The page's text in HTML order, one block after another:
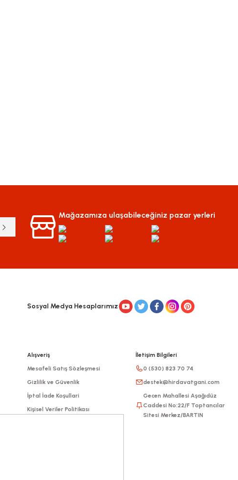
Mağazamıza ulaşabileceğiniz pazar yerleri
Sosyal Medya Hesaplarımız
Alışveriş
Mesafeli Satış Sözleşmesi
Gizlilik ve Güvenlik
İptal İade Koşullari
Kişisel Veriler Politikası
İletişim Bilgileri
0 (530) 823 70 74
destek@hirdavatgani.com
Gecen Mahallesi Aşağıdüz
Caddesi No:22/F Toptancılar
Sitesi Merkez/BARTIN